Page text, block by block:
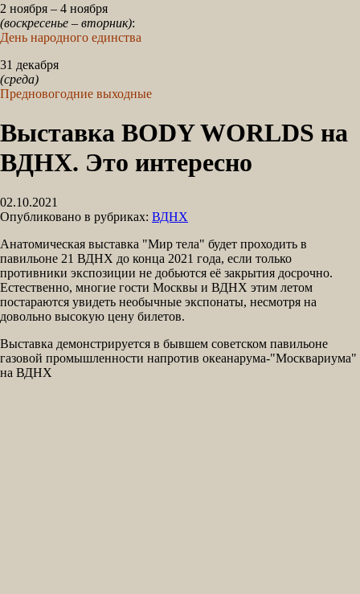
2 ноября – 4 ноября
(воскресенье – вторник):
День народного единства
31 декабря
(среда)
Предновогодние выходные
Выставка BODY WORLDS на
ВДНХ. Это интересно
02.10.2021
Опубликовано в рубриках: ВДНХ
Анатомическая выставка "Мир тела" будет проходить в
павильоне 21 ВДНХ до конца 2021 года, если только
противники экспозиции не добьются её закрытия досрочно.
Естественно, многие гости Москвы и ВДНХ этим летом
постараются увидеть необычные экспонаты, несмотря на
довольно высокую цену билетов.
Выставка демонстрируется в бывшем советском павильоне
газовой промышленности напротив океанарума-"Москвариума"
на ВДНХ